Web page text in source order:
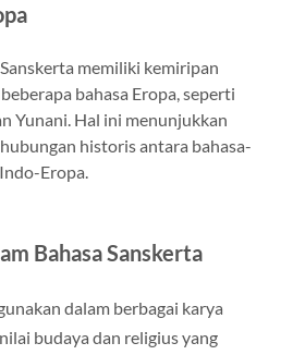
memiliki kemiripan
bahasa Eropa, seperti
Yunani. Hal ini menunjukkan
historis antara bahasa-
Eropa.
Bahasa Sanskerta
dalam berbagai karya
budaya dan religius yang